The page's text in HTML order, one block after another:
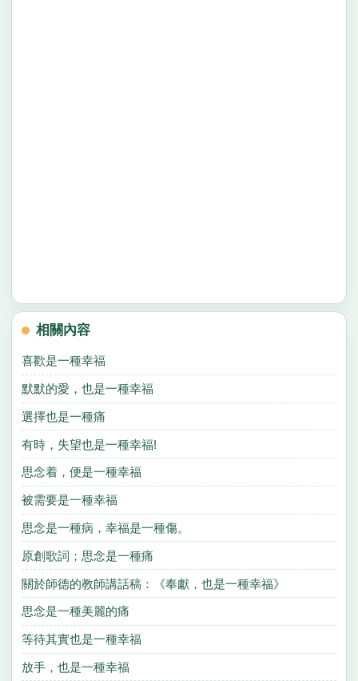
相關內容
喜歡是一種幸福
默默的愛，也是一種幸福
選擇也是一種痛
有時，失望也是一種幸福!
思念着，便是一種幸福
被需要是一種幸福
思念是一種病，幸福是一種傷。
原創歌詞；思念是一種痛
關於師德的教師講話稿：《奉獻，也是一種幸福》
思念是一種美麗的痛
等待其實也是一種幸福
放手，也是一種幸福